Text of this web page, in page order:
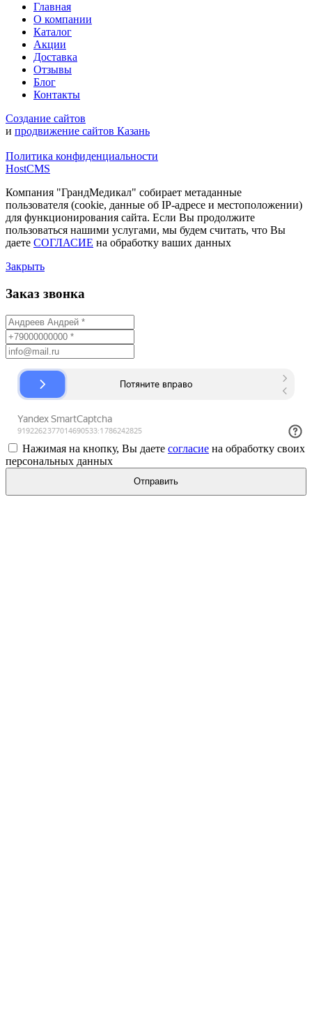
Главная
О компании
Каталог
Акции
Доставка
Отзывы
Блог
Контакты
Создание сайтов
и продвижение сайтов Казань
Политика конфиденциальности
HostCMS
Компания "ГрандМедикал" собирает метаданные
пользователя (cookie, данные об IP-адресе и местоположении)
для функционирования сайта. Если Вы продолжите
пользоваться нашими услугами, мы будем считать, что Вы
даете СОГЛАСИЕ на обработку ваших данных
Закрыть
Заказ звонка
Нажимая на кнопку, Вы даете согласие на обработку своих
персональных данных
Отправить